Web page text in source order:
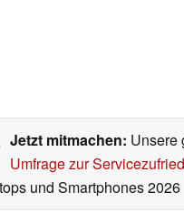
Jetzt mitmachen: Unsere
Umfrage zur
und Smartphones 2026